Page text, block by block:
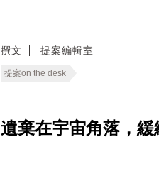
撰文 提案編輯室
提案on the desk
遺棄在宇宙角落，